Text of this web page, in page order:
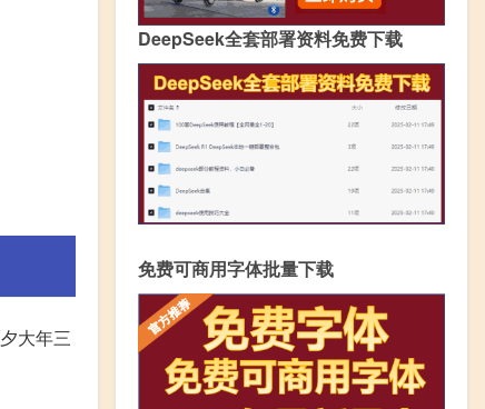
大年三
DeepSeek全套部署资料免费下载
免费可商用字体批量下载